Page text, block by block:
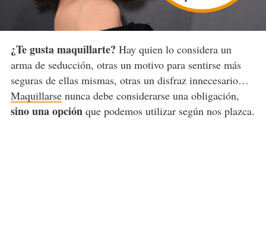
¿Te gusta maquillarte? Hay quien lo considera un
arma de seducción, otras un motivo para sentirse más
seguras de ellas mismas, otras un disfraz innecesario…
Maquillarsenunca debe considerarse una obligación,
sino una opción que podemos utilizar según nos plazca.